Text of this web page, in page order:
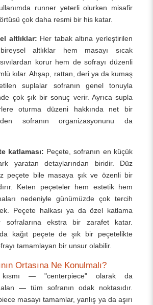
runner yeterli olurken misafir
çok daha resmi bir his katar.
altlıklar: Her tabak altına yerleştirilen
altlıklar hem masayı sıcak
korur hem de sofrayı düzenli
kılar. Ahşap, rattan, deri ya da kumaş
suplalar sofranın genel tonuyla
çok şık bir sonuç verir. Ayrıca supla
oturma düzeni hakkında net bir
sofranın organizasyonunu da
katlaması: Peçete, sofranın en küçük
yaratan detaylarından biridir. Düz
peçete bile masaya şık ve özenli bir
Keten peçeteler hem estetik hem
nedeniyle günümüzde çok tercih
Peçete halkası ya da özel katlama
sofralarına ekstra bir zarafet katar.
kağıt peçete de şık bir peçetelikte
tamamlayan bir unsur olabilir.
Ortasına Ne Konulmalı?
— "centerpiece" olarak da
— tüm sofranın odak noktasıdır.
masayı tamamlar, yanlış ya da aşırı